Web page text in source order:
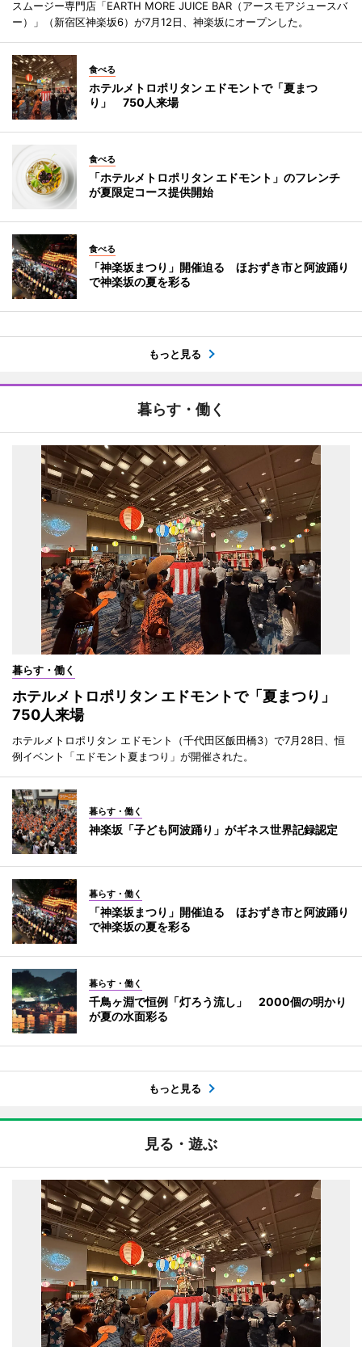
スムージー専門店「EARTH MORE JUICE BAR（アースモアジュースバ
ー）」（新宿区神楽坂6）が7月12日、神楽坂にオープンした。
食べる
ホテルメトロポリタン エドモントで「夏まつ
り」 750人来場
食べる
「ホテルメトロポリタン エドモント」のフレンチ
が夏限定コース提供開始
食べる
「神楽坂まつり」開催迫る ほおずき市と阿波踊り
で神楽坂の夏を彩る
もっと見る
暮らす・働く
暮らす・働く
ホテルメトロポリタン エドモントで「夏まつり」
750人来場
ホテルメトロポリタン エドモント（千代田区飯田橋3）で7月28日、恒
例イベント「エドモント夏まつり」が開催された。
暮らす・働く
神楽坂「子ども阿波踊り」がギネス世界記録認定
暮らす・働く
「神楽坂まつり」開催迫る ほおずき市と阿波踊り
で神楽坂の夏を彩る
暮らす・働く
千鳥ヶ淵で恒例「灯ろう流し」 2000個の明かり
が夏の水面彩る
もっと見る
見る・遊ぶ